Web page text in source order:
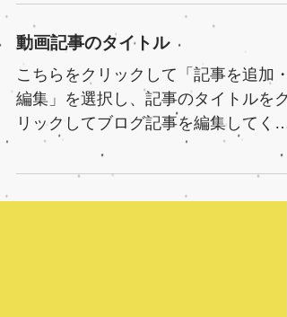
さい。ブログは、ユーザーとの繋がり
を強めながらサイトのアクセス数を増
加できる便利なツールです。サイトや
ビジネスに関するブログ記事を作成
し、ユーザーの興味を引きつけて読者
の数...
動画記事のタイトル
こちらをクリックして「記事を追加・
編集」を選択し、記事のタイトルをク
リックしてブログ記事を編集してくだ
さい。ブログは、ユーザーとの繋がり